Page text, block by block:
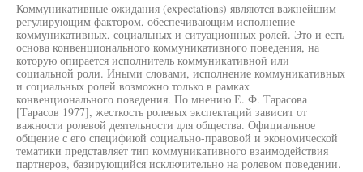
Коммуникативные ожидания (expectations) являются важнейшим
регулирующим фактором, обеспечивающим исполнение
коммуникативных, социальных и ситуационных ролей. Это и есть
основа конвенционального коммуникативного поведения, на
которую опирается исполнитель коммуникативной или
социальной роли. Иными словами, исполнение коммуникативных
и социальных ролей возможно только в рамках
конвенционального поведения. По мнению Е. Ф. Тарасова
[Тарасов 1977], жесткость ролевых экспектаций зависит от
важности ролевой деятельности для общества. Официальное
общение с его специфиюй социально-правовой и экономической
тематики представляет тип коммуникативного взаимодействия
партнеров, базирующийся исключительно на ролевом поведении.